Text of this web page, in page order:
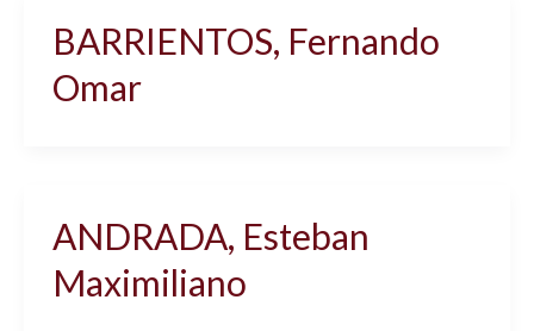
BARRIENTOS, Fernando
Omar
ANDRADA, Esteban
Maximiliano